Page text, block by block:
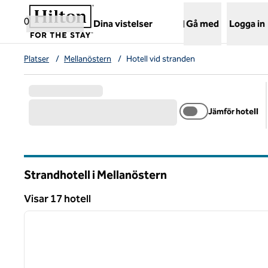
Gå vidare till innehållet
0
Dina vistelser
,öppnar ny flik
Gå med Logga in
Platser / Mellanöstern / Hotell vid stranden
Jämför hotell
Strandhotell i Mellanöstern
Visar 17 hotell
Visar 17 hotell
1 av 12